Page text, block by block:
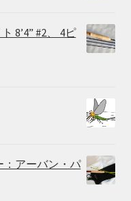
8’4” #2、 4ピ
：アーバン・パ